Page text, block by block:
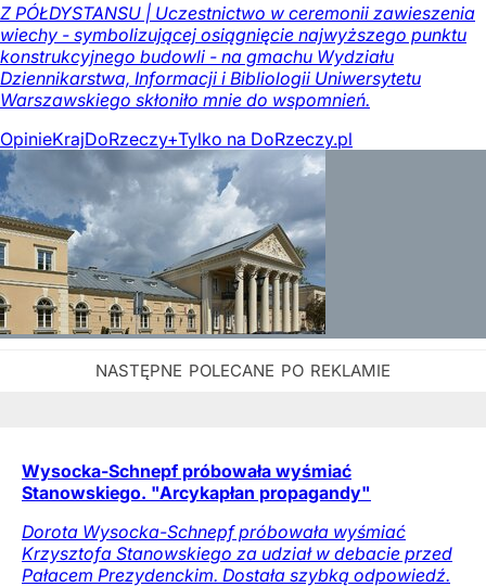
Z PÓŁDYSTANSU | Uczestnictwo w ceremonii zawieszenia
wiechy - symbolizującej osiągnięcie najwyższego punktu
konstrukcyjnego budowli - na gmachu Wydziału
Dziennikarstwa, Informacji i Bibliologii Uniwersytetu
Warszawskiego skłoniło mnie do wspomnień.
OpinieKrajDoRzeczy+Tylko na DoRzeczy.pl
Wysocka-Schnepf próbowała wyśmiać
Stanowskiego. "Arcykapłan propagandy"
Dorota Wysocka-Schnepf próbowała wyśmiać
Krzysztofa Stanowskiego za udział w debacie przed
Pałacem Prezydenckim. Dostała szybką odpowiedź.